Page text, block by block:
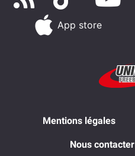
App store
Mentions légales
Nous contacter